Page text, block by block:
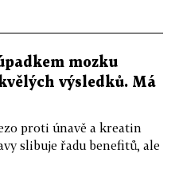
mozku
výsledků. Má
proti únavě a kreatin
slibuje řadu benefitů, ale